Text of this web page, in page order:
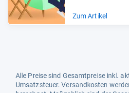
Zum Artikel
Alle Preise sind Gesamtpreise inkl.
Umsatzsteuer. Versandkosten